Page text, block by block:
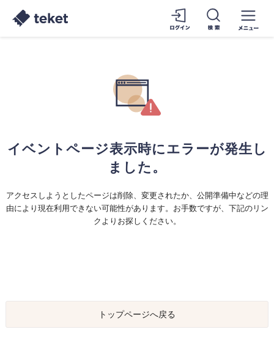
イベントページ表示時にエラーが発生し
ました。
アクセスしようとしたページは削除、変更されたか、公開準備中などの理
由により現在利用できない可能性があります。お手数ですが、下記のリン
クよりお探しください。
トップページへ戻る